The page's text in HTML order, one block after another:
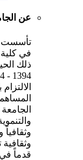
عن
تأسست
ذلك
وثقافياً
قدماً في